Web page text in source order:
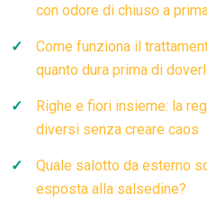
con odore di chiuso a
Come funziona il
quanto dura prima di
Righe e fiori insieme: la
diversi senza creare caos
Quale salotto da esterno
esposta alla salsedine?